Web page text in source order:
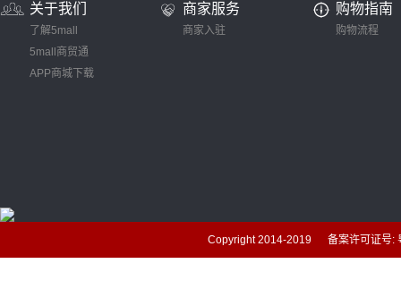
关于我们
了解5mall
5mall商贸通
APP商城下载
商家服务
商家入驻
购物指南
购物流程
Copyright 2014-2019 备案许可证号: